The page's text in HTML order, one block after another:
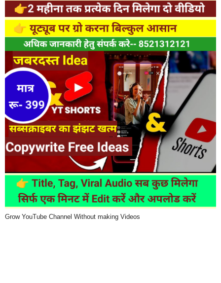
Grow YouTube Channel Without making Videos